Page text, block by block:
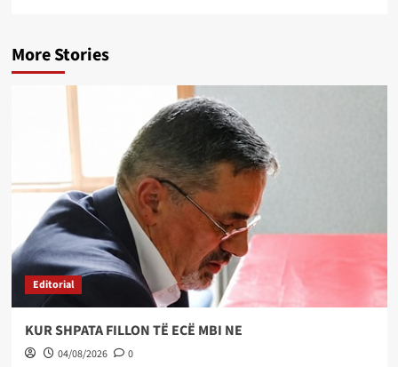
More Stories
Editorial
KUR SHPATA FILLON TË ECË MBI NE
04/08/2026 0